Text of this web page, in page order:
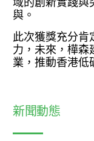
與。
此次獲獎充分肯
力，未來，樺森
業，推動香港低
新聞動態